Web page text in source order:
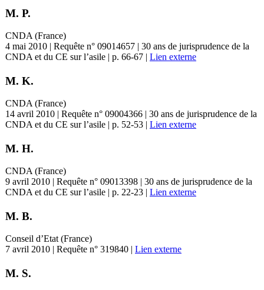
M. P.
CNDA (France)
4 mai 2010 | Requête n° 09014657 | 30 ans de jurisprudence de la
CNDA et du CE sur l’asile | p. 66-67 | Lien externe
M. K.
CNDA (France)
14 avril 2010 | Requête n° 09004366 | 30 ans de jurisprudence de la
CNDA et du CE sur l’asile | p. 52-53 | Lien externe
M. H.
CNDA (France)
9 avril 2010 | Requête n° 09013398 | 30 ans de jurisprudence de la
CNDA et du CE sur l’asile | p. 22-23 | Lien externe
M. B.
Conseil d’Etat (France)
7 avril 2010 | Requête n° 319840 | Lien externe
M. S.